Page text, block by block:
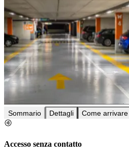
Sommario Dettagli Come arrivare
Accesso senza contatto